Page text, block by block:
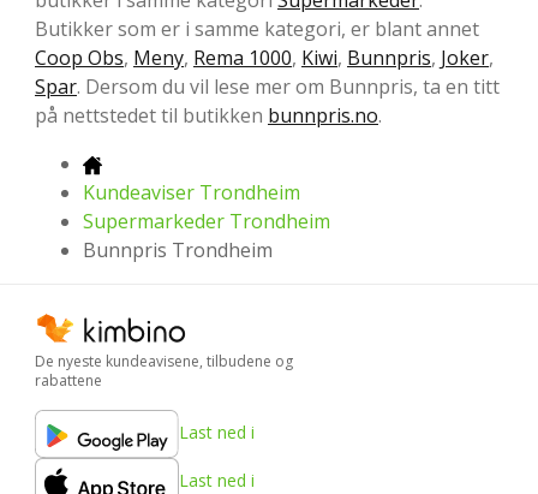
Butikker som er i samme kategori, er blant annet
Coop Obs, Meny, Rema 1000, Kiwi, Bunnpris, Joker,
Spar. Dersom du vil lese mer om Bunnpris, ta en titt
på nettstedet til butikken bunnpris.no.
Kundeaviser Trondheim
Supermarkeder Trondheim
Bunnpris Trondheim
De nyeste kundeavisene, tilbudene og
rabattene
Last ned i
Last ned i